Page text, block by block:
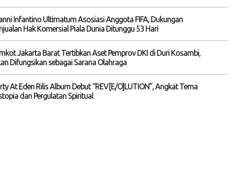
Infantino Ultimatum Asosiasi Anggota FIFA, Dukungan
Hak Komersial Piala Dunia Ditunggu 53 Hari
Jakarta Barat Tertibkan Aset Pemprov DKI di Duri Kosambi,
Difungsikan sebagai Sarana Olahraga
At Eden Rilis Album Debut “REV[E/O]LUTION”, Angkat Tema
dan Pergulatan Spiritual